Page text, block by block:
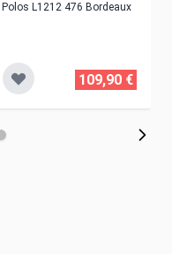
Polos L1212 476 Bordeaux
109,90 €